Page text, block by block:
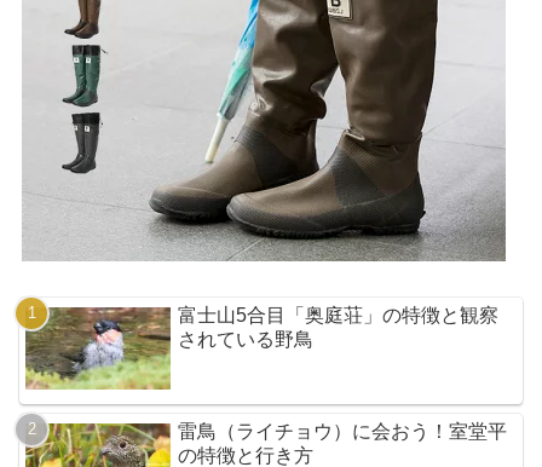
富士山5合目「奥庭荘」の特徴と観察
されている野鳥
雷鳥（ライチョウ）に会おう！室堂平
の特徴と行き方